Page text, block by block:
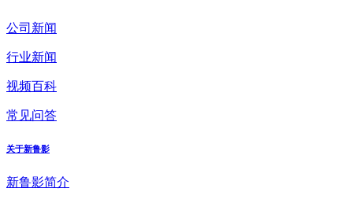
公司新闻
行业新闻
视频百科
常见问答
关于新鲁影
新鲁影简介